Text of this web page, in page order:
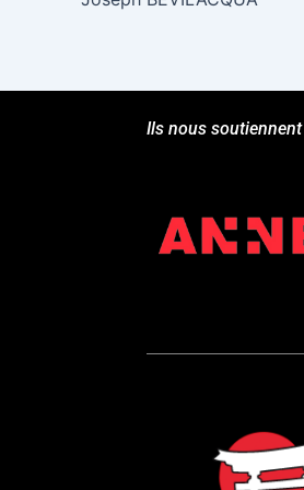
Ils nous soutiennent